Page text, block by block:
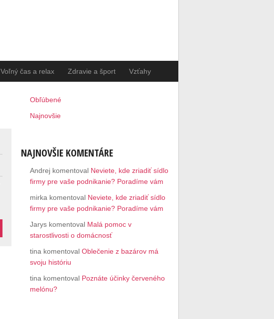
Voľný čas a relax Zdravie a šport Vzťahy
Obľúbené
Najnovšie
NAJNOVŠIE KOMENTÁRE
Andrej komentoval Neviete, kde zriadiť sídlo
firmy pre vaše podnikanie? Poradíme vám
mirka komentoval Neviete, kde zriadiť sídlo
firmy pre vaše podnikanie? Poradíme vám
Jarys komentoval Malá pomoc v
starostlivosti o domácnosť
tina komentoval Oblečenie z bazárov má
svoju históriu
tina komentoval Poznáte účinky červeného
melónu?